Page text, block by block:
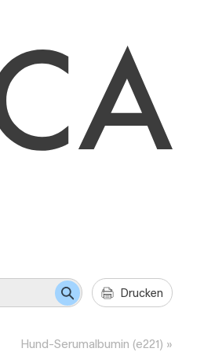
Drucken
Hund-Serumalbumin (e221)